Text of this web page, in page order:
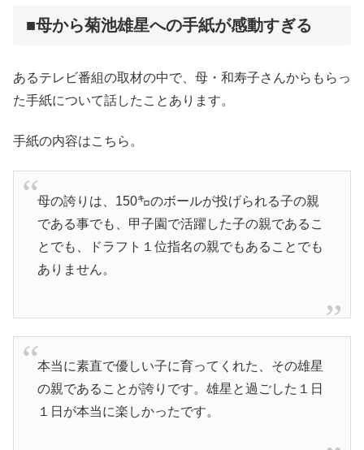
■母から菊池雄星への手紙が感動すぎる
あるテレビ番組の取材の中で、母・和寿子さんからもらっ
た手紙について話したことあります。
手紙の内容はこちら。
母の誇りは、150㌔のボールが投げられる子の親
である事でも、甲子園で活躍した子の親であるこ
とでも、ドラフト１位指名の親でもあることでも
ありません。
本当に素直で優しい子に育ってくれた、その雄星
の親であることが誇りです。雄星と過ごした１日
１日が本当に楽しかったです。